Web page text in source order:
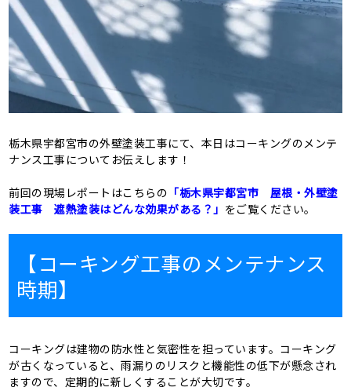
栃木県宇都宮市の外壁塗装工事にて、本日はコーキングのメンテ
ナンス工事についてお伝えします！
前回の現場レポートはこちらの 「栃木県宇都宮市 屋根・外壁塗
装工事 遮熱塗装はどんな効果がある？」 をご覧ください。
【コーキング工事のメンテナンス
時期】
コーキングは建物の防水性と気密性を担っています。コーキング
が古くなっていると、雨漏りのリスクと機能性の低下が懸念され
ますので、定期的に新しくすることが大切です。